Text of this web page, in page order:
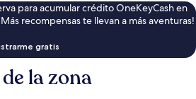
para acumular crédito OneKeyCash en
recompensas te llevan a más aventuras!
gratis
la zona